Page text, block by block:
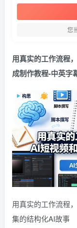
您
用真实的工作流程
成制作教程-中英字
用真实的工作流程
集的结构化AI故事